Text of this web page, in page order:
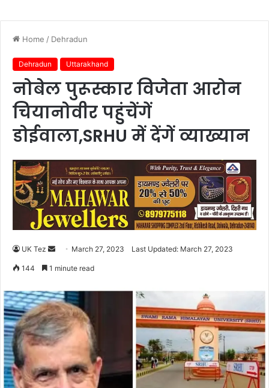
Home / Dehradun
Dehradun Uttarakhand
नोबेल पुरूस्कार विजेता आरोन
चियानोवीर पहुंचेंगें
डोईवाला,SRHU में देंगें व्याख्यान
UK Tez
d
a
n
e
a
i
March 27, 2023 Last Updated: March 27, 2023
144 1 minute read